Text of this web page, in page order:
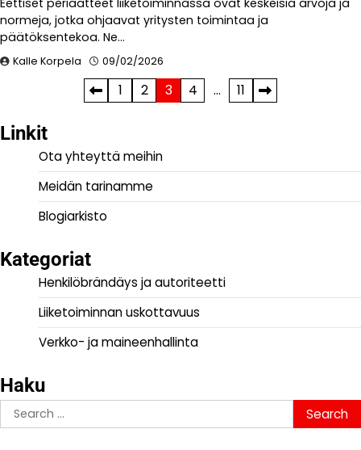
Eettiset periaatteet liiketoiminnassa ovat keskeisiä arvoja ja
normeja, jotka ohjaavat yritysten toimintaa ja
päätöksentekoa. Ne…
Kalle Korpela 09/02/2026
pagination
1 2 3 4 … 11
Linkit
Ota yhteyttä meihin
Meidän tarinamme
Blogiarkisto
Kategoriat
Henkilöbrändäys ja autoriteetti
Liiketoiminnan uskottavuus
Verkko- ja maineenhallinta
Haku
Search
for: